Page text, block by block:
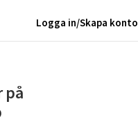
Logga in/Skapa konto
på